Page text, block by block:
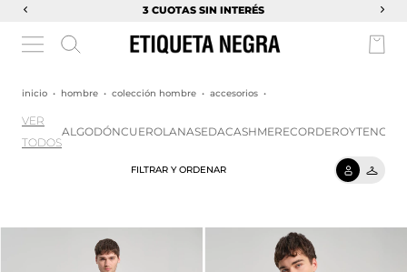
3 CUOTAS SIN INTERÉS
inicio • hombre • colección hombre • accesorios •
VER
TODOS
ALGODÓNCUEROLANASEDACASHMERECORDEROYTENCEL
FILTRAR Y ORDENAR